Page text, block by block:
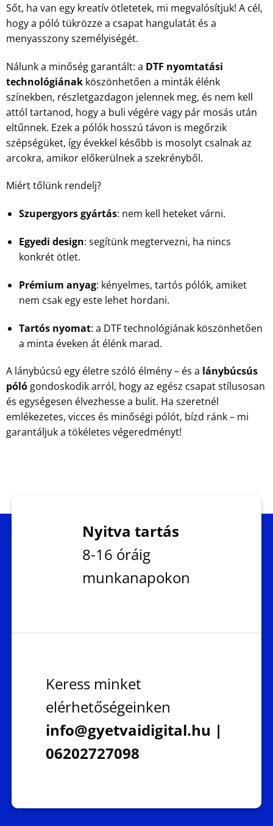
Sőt, ha van egy kreatív ötletetek, mi megvalósítjuk! A cél,
hogy a póló tükrözze a csapat hangulatát és a
menyasszony személyiségét.
Nálunk a minőség garantált: a DTF nyomtatási
technológiánakköszönhetően a minták élénk
színekben, részletgazdagon jelennek meg, és nem kell
attól tartanod, hogy a buli végére vagy pár mosás után
eltűnnek. Ezek a pólók hosszú távon is megőrzik
szépségüket, így évekkel később is mosolyt csalnak az
arcokra, amikor előkerülnek a szekrényből.
Miért tőlünk rendelj?
Szupergyors gyártás: nem kell heteket várni.
Egyedi design: segítünk megtervezni, ha nincs
konkrét ötlet.
Prémium anyag: kényelmes, tartós pólók, amiket
nem csak egy este lehet hordani.
Tartós nyomat: a DTF technológiának köszönhetően
a minta éveken át élénk marad.
A lánybúcsú egy életre szóló élmény – és a lánybúcsús
pólógondoskodik arról, hogy az egész csapat stílusosan
és egységesen élvezhesse a bulit. Ha szeretnél
emlékezetes, vicces és minőségi pólót, bízd ránk – mi
garantáljuk a tökéletes végeredményt!
Nyitva tartás
8-16 óráig
munkanapokon
Keress minket
elérhetőségeinken
info@gyetvaidigital.hu |
06202727098